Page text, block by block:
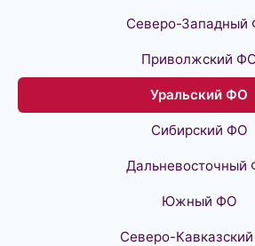
Северо-Западный
Приволжский
Уральский ФО
Сибирский ФО
Дальневосточный
Южный ФО
Северо-